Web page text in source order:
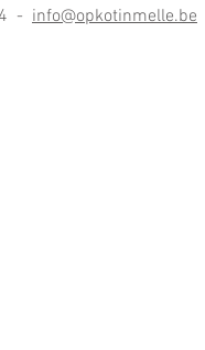
- info@opkotinmelle.be